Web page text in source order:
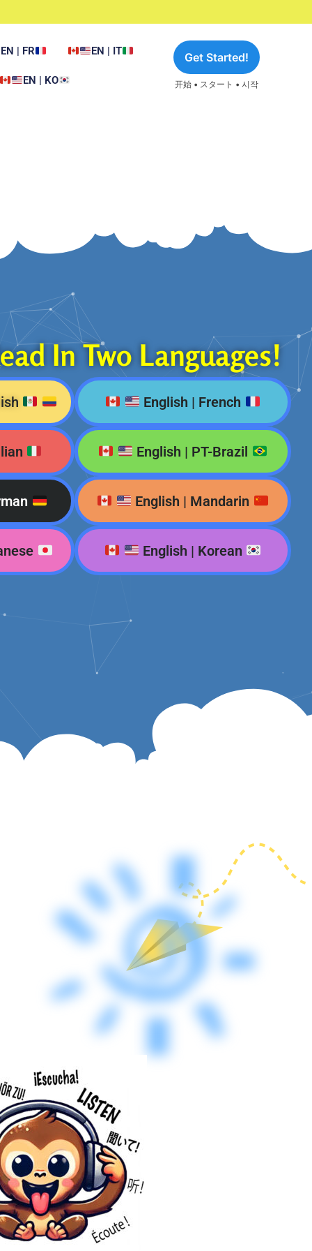
EN | FR EN | IT
EN | KO
Get Started!
开始 • スタート • 시작
In Two Languages!
English | French
English | PT-Brazil
English | Mandarin
English | Korean